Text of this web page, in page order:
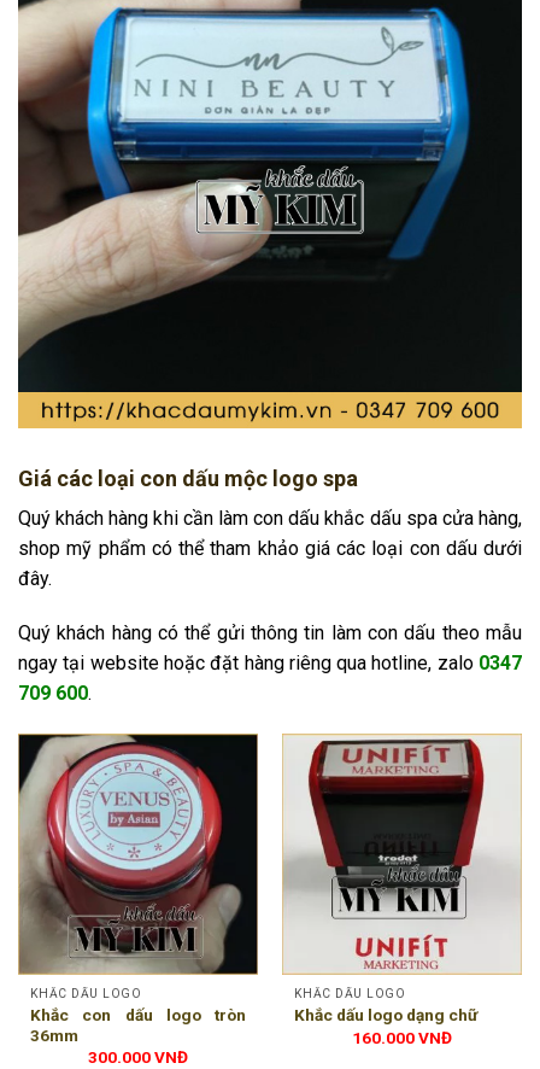
Giá các loại con dấu mộc logo spa
Quý khách hàng khi cần làm con dấu khắc dấu spa cửa hàng,
shop mỹ phẩm có thể tham khảo giá các loại con dấu dưới
đây.
Quý khách hàng có thể gửi thông tin làm con dấu theo mẫu
ngay tại website hoặc đặt hàng riêng qua hotline, zalo 0347
709 600.
KHẮC DẤU LOGO
Khắc con dấu logo tròn
36mm
300.000VNĐ
KHẮC DẤU LOGO
Khắc dấu logo dạng chữ
160.000VNĐ